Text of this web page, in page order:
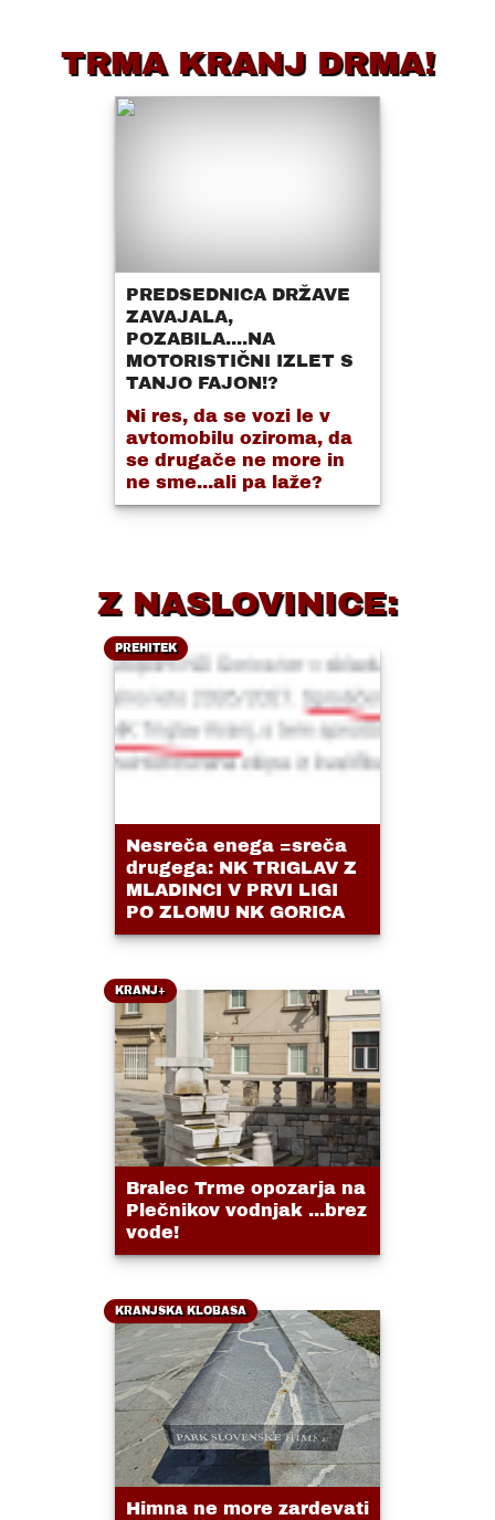
TRMA KRANJ DRMA!
PREDSEDNICA DRŽAVE
ZAVAJALA,
POZABILA....NA
MOTORISTIČNI IZLET S
TANJO FAJON!?
Ni res, da se vozi le v
avtomobilu oziroma, da
se drugače ne more in
ne sme...ali pa laže?
Z NASLOVINICE:
PREHITEK
Nesreča enega =sreča
drugega: NK TRIGLAV Z
MLADINCI V PRVI LIGI
PO ZLOMU NK GORICA
KRANJ+
Bralec Trme opozarja na
Plečnikov vodnjak ...brez
vode!
KRANJSKA KLOBASA
Himna ne more zardevati